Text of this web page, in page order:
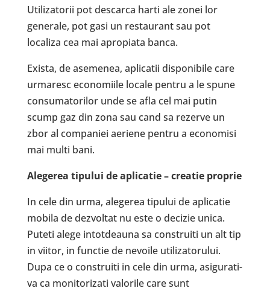
Utilizatorii pot descarca harti ale zonei lor
generale, pot gasi un restaurant sau pot
localiza cea mai apropiata banca.
Exista, de asemenea, aplicatii disponibile care
urmaresc economiile locale pentru a le spune
consumatorilor unde se afla cel mai putin
scump gaz din zona sau cand sa rezerve un
zbor al companiei aeriene pentru a economisi
mai multi bani.
Alegerea tipului de aplicatie – creatie proprie
In cele din urma, alegerea tipului de aplicatie
mobila de dezvoltat nu este o decizie unica.
Puteti alege intotdeauna sa construiti un alt tip
in viitor, in functie de nevoile utilizatorului.
Dupa ce o construiti in cele din urma, asigurati-
va ca monitorizati valorile care sunt